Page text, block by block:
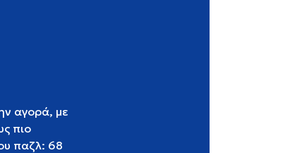
αγορά, με
πιο
παζλ: 68